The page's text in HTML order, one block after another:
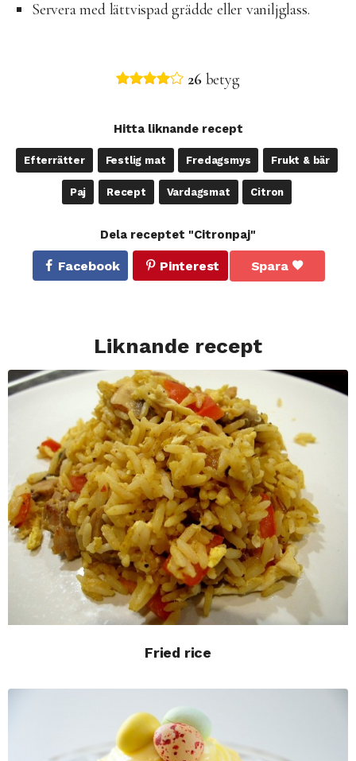
Servera med lättvispad grädde eller vaniljglass.
26betyg
Hitta liknande recept
Efterrätter Festlig mat Fredagsmys Frukt & bär
Paj Recept Vardagsmat Citron
Dela receptet "Citronpaj"
Facebook Pinterest Spara
Liknande recept
Fried rice